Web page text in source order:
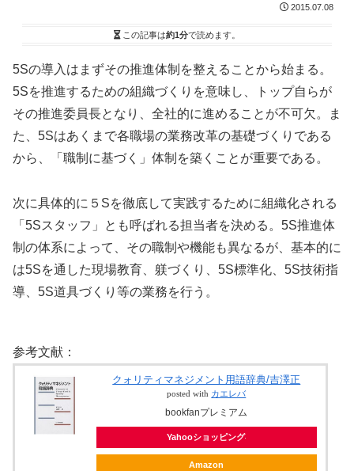
2015.07.08
この記事は約1分で読めます。
5Sの導入はまずその推進体制を整えることから始まる。
5Sを推進するための組織づくりを意味し、トップ自らが
その推進委員長となり、全社的に進めることが不可欠。ま
た、5Sはあくまで各職場の業務改革の基礎づくりである
から、「職制に基づく」体制を築くことが重要である。
次に具体的に５Sを徹底して実践するために組織化される
「5Sスタッフ」とも呼ばれる担当者を決める。5S推進体
制の体系によって、その職制や機能も異なるが、基本的に
は5Sを通した現場教育、躾づくり、5S標準化、5S技術指
導、5S道具づくり等の業務を行う。
参考文献：
クォリティマネジメント用語辞典/吉澤正
posted with カエレバ
bookfanプレミアム
Yahooショッピング
Amazon